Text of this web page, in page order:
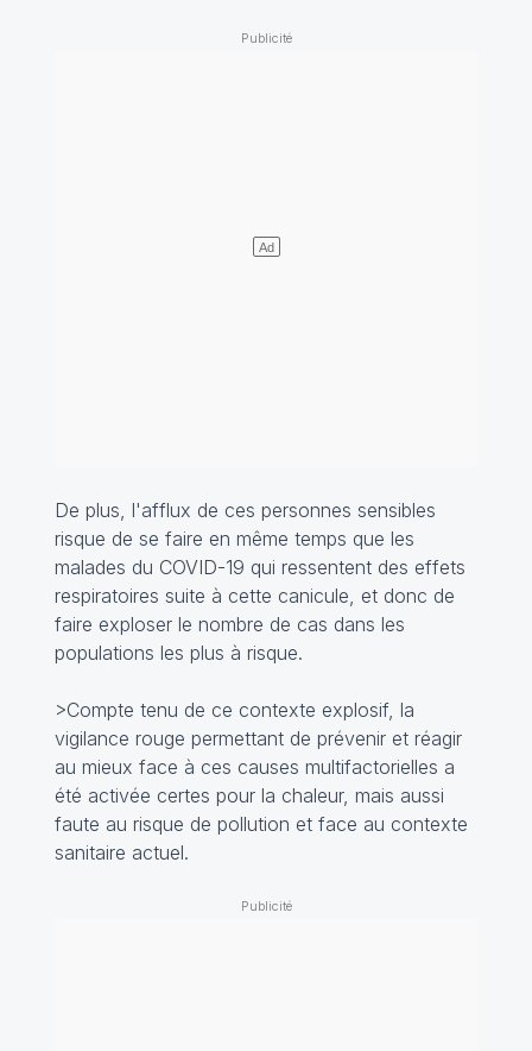
De plus, l'afflux de ces personnes sensibles
risque de se faire en même temps que les
malades du COVID-19 qui ressentent des effets
respiratoires suite à cette canicule, et donc de
faire exploser le nombre de cas dans les
populations les plus à risque.
>Compte tenu de ce contexte explosif, la
vigilance rouge permettant de prévenir et réagir
au mieux face à ces causes multifactorielles a
été activée certes pour la chaleur, mais aussi
faute au risque de pollution et face au contexte
sanitaire actuel.